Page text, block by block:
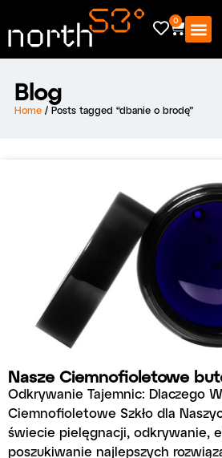
0
Blog
Home / Posts tagged “dbanie o brodę”
Nasze Ciemnofioletowe
Odkrywanie Tajemnic: Dlaczego
Ciemnofioletowe Szkło dla
świecie pielęgnacji, odkrywanie,
poszukiwanie najlepszych